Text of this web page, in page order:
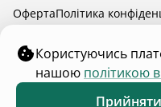
доба
hutshub | ©2026
ОфертаПолітика
Користуючись
нашою політикою